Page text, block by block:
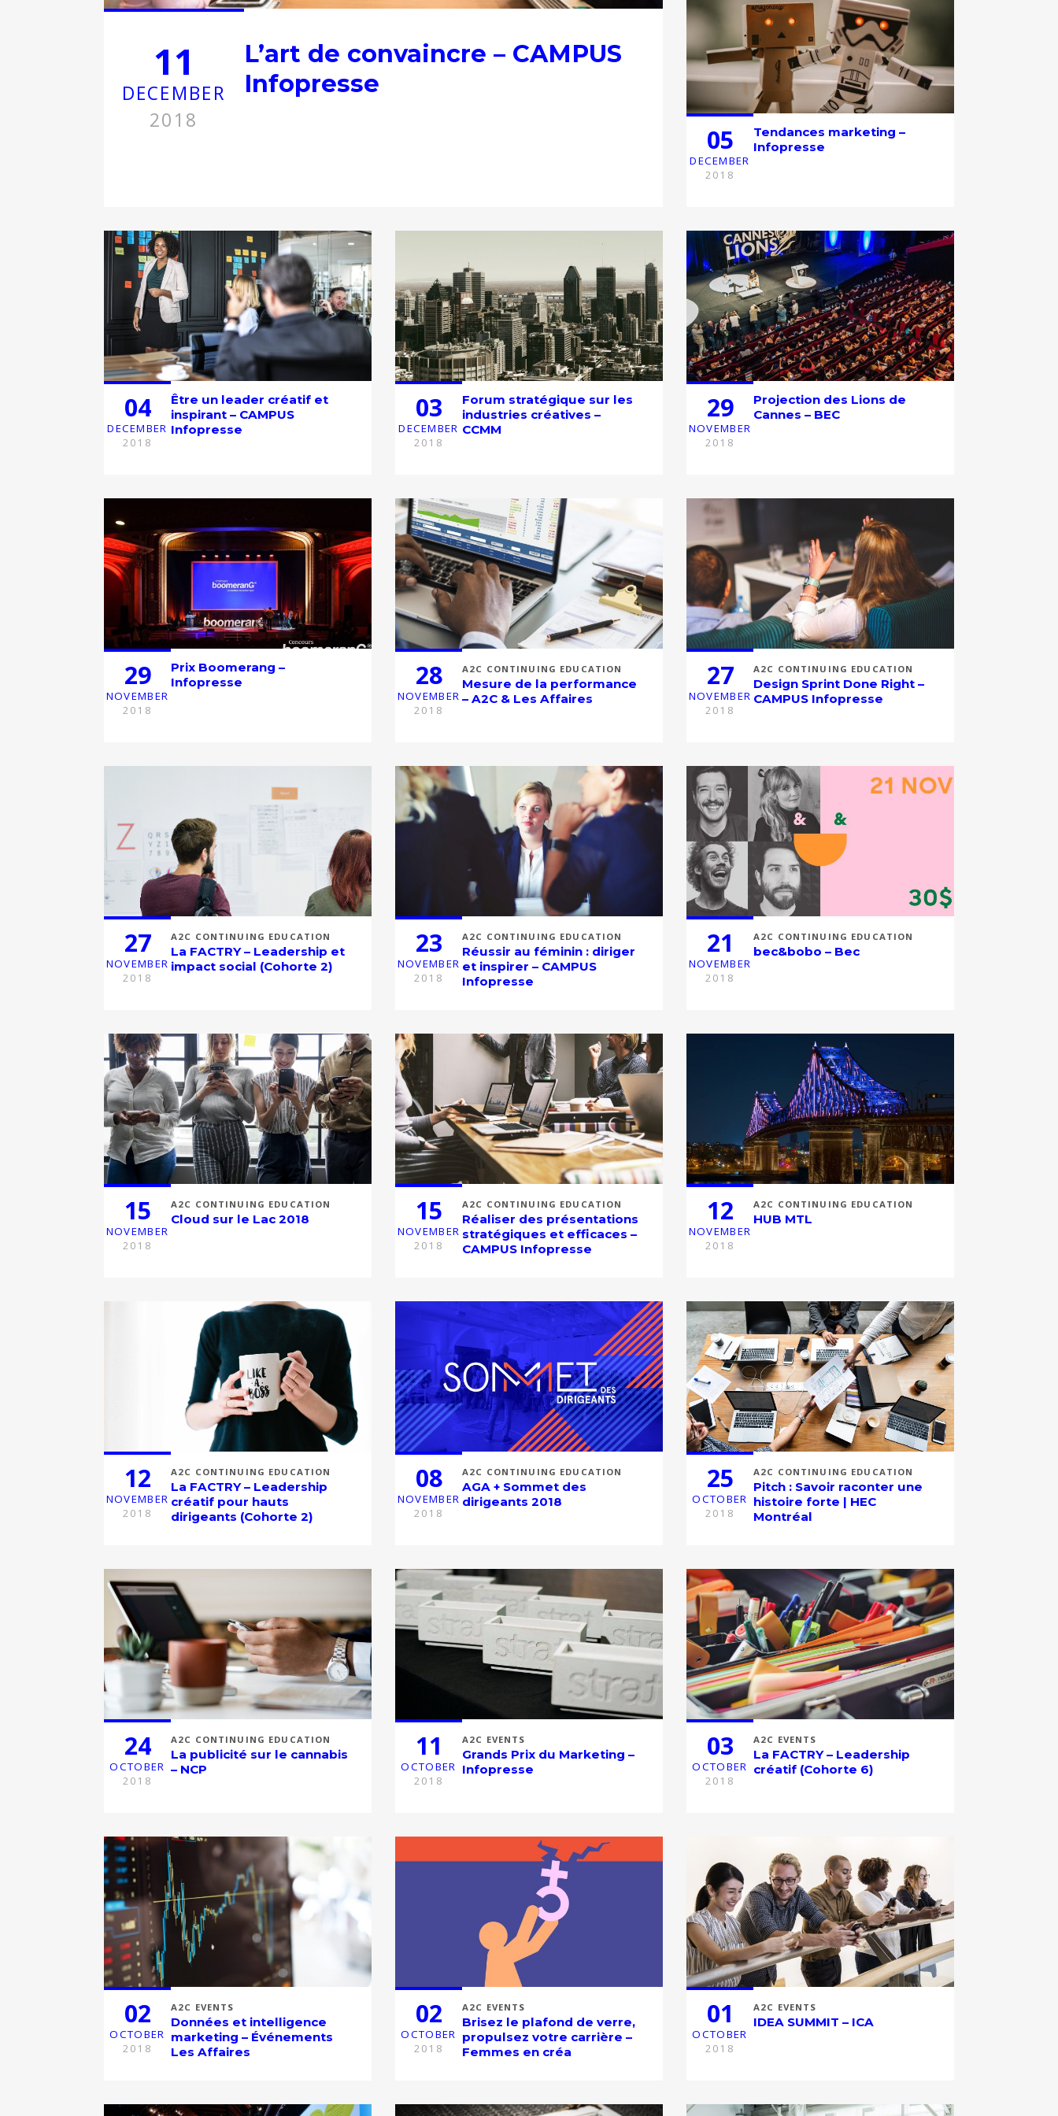
11
DECEMBER
2018
L’art de convaincre – CAMPUS
Infopresse
05
DECEMBER
2018
Tendances marketing –
Infopresse
04
DECEMBER
2018
Être un leader créatif et
inspirant – CAMPUS
Infopresse
03
DECEMBER
2018
Forum stratégique sur les
industries créatives –
CCMM
29
NOVEMBER
2018
Projection des Lions de
Cannes – BEC
29
NOVEMBER
2018
Prix Boomerang –
Infopresse
28
NOVEMBER
2018
A2C CONTINUING EDUCATION
Mesure de la performance
– A2C & Les Affaires
27
NOVEMBER
2018
A2C CONTINUING EDUCATION
Design Sprint Done Right –
CAMPUS Infopresse
27
NOVEMBER
2018
A2C CONTINUING EDUCATION
La FACTRY – Leadership et
impact social (Cohorte 2)
23
NOVEMBER
2018
A2C CONTINUING EDUCATION
Réussir au féminin : diriger
et inspirer – CAMPUS
Infopresse
21
NOVEMBER
2018
A2C CONTINUING EDUCATION
bec&bobo – Bec
15
NOVEMBER
2018
A2C CONTINUING EDUCATION
Cloud sur le Lac 2018 15
NOVEMBER
2018
A2C CONTINUING EDUCATION
Réaliser des présentations
stratégiques et efficaces –
CAMPUS Infopresse
12
NOVEMBER
2018
A2C CONTINUING EDUCATION
HUB MTL
12
NOVEMBER
2018
A2C CONTINUING EDUCATION
La FACTRY – Leadership
créatif pour hauts
dirigeants (Cohorte 2)
08
NOVEMBER
2018
A2C CONTINUING EDUCATION
AGA + Sommet des
dirigeants 2018
25
OCTOBER
2018
A2C CONTINUING EDUCATION
Pitch : Savoir raconter une
histoire forte | HEC
Montréal
24
OCTOBER
2018
A2C CONTINUING EDUCATION
La publicité sur le cannabis
– NCP
11
OCTOBER
2018
A2C EVENTS
Grands Prix du Marketing –
Infopresse
03
OCTOBER
2018
A2C EVENTS
La FACTRY – Leadership
créatif (Cohorte 6)
02
OCTOBER
2018
A2C EVENTS
Données et intelligence
marketing – Événements
Les Affaires
02
OCTOBER
2018
A2C EVENTS
Brisez le plafond de verre,
propulsez votre carrière –
Femmes en créa
01
OCTOBER
2018
A2C EVENTS
IDEA SUMMIT – ICA